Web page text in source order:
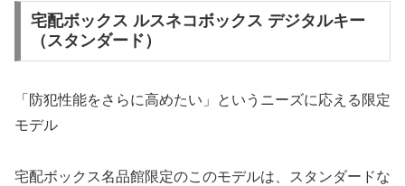
宅配ボックス ルスネコボックス デジタルキー
（スタンダード）
「防犯性能をさらに高めたい」というニーズに応える限定
モデル
宅配ボックス名品館限定のこのモデルは、スタンダードな